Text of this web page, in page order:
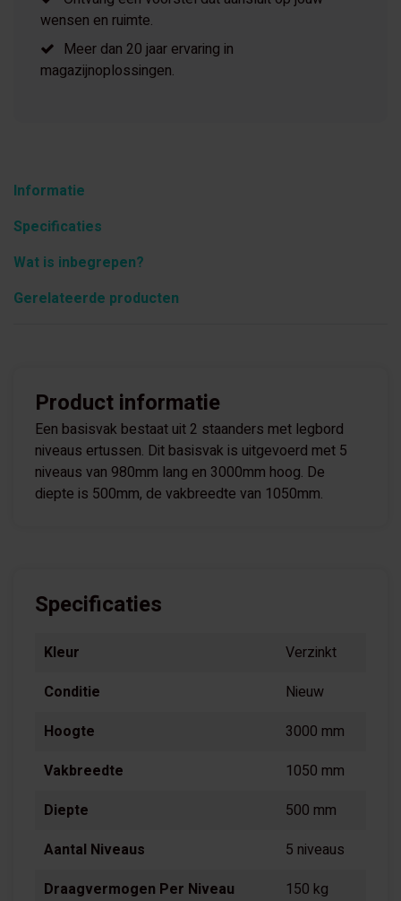
wensen en ruimte.
Meer dan 20 jaar ervaring in
magazijnoplossingen.
Informatie
Specificaties
Wat is inbegrepen?
Gerelateerde producten
Product informatie
Een basisvak bestaat uit 2 staanders met legbord
niveaus ertussen. Dit basisvak is uitgevoerd met 5
niveaus van 980mm lang en 3000mm hoog. De
diepte is 500mm, de vakbreedte van 1050mm.
Specificaties
Kleur
Verzinkt
Conditie
Nieuw
Hoogte
3000 mm
Vakbreedte
1050 mm
Diepte
500 mm
Aantal Niveaus
5 niveaus
Draagvermogen Per Niveau
150 kg